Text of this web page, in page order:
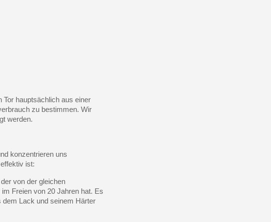
hauptsächlich aus einer
zu bestimmen. Wir
werden.
konzentrieren uns
ist:
von der gleichen
Freien von 20 Jahren hat. Es
dem Lack und seinem Härter